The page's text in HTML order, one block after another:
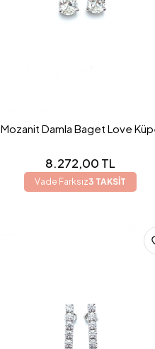
Mozanit Damla Baget Love
8.272,00 TL
Vade Farksız3 TAKSİT